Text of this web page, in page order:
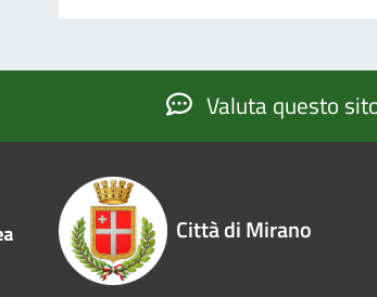
Valuta questo
Città di Mirano